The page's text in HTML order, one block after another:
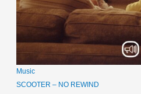
Music
SCOOTER – NO REWIND